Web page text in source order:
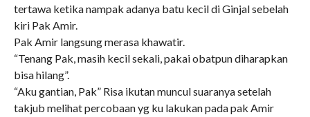
tertawa ketika nampak adanya batu kecil di Ginjal sebelah
kiri Pak Amir.
Pak Amir langsung merasa khawatir.
“Tenang Pak, masih kecil sekali, pakai obatpun diharapkan
bisa hilang”.
“Aku gantian, Pak” Risa ikutan muncul suaranya setelah
takjub melihat percobaan yg ku lakukan pada pak Amir